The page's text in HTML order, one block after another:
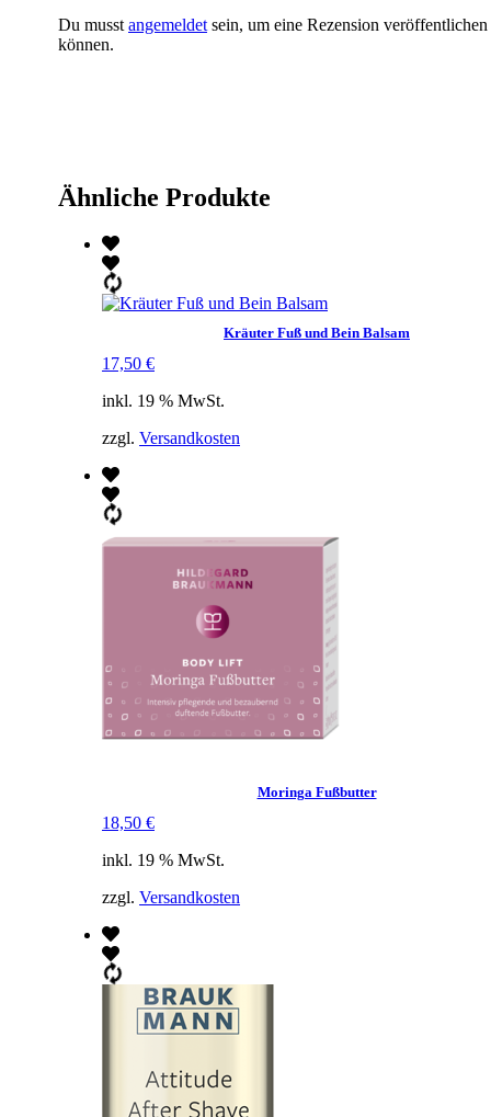
Du musst angemeldet sein, um eine Rezension veröffentlichen
können.
Ähnliche Produkte
Kräuter Fuß und Bein Balsam
17,50 €
inkl. 19 % MwSt.
zzgl. Versandkosten
Moringa Fußbutter
18,50 €
inkl. 19 % MwSt.
zzgl. Versandkosten